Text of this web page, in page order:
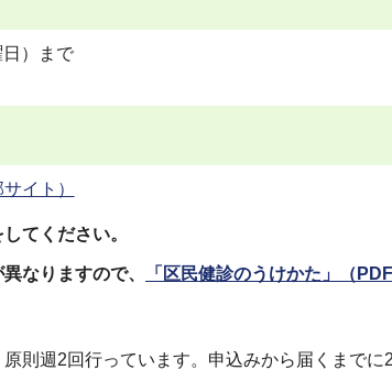
）まで
イト）
てください。
なりますので、 「区民健診のうけかた」
（
則週2回行っています。申込みから届くまでに